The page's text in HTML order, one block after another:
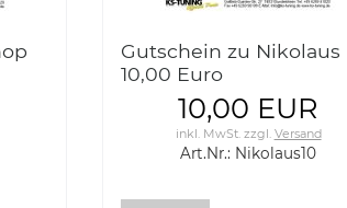
Gutschein zu Nikolaus
10,00 Euro
10,00 EUR
inkl. MwSt.zzgl. Versand
Art.Nr.: Nikolaus10